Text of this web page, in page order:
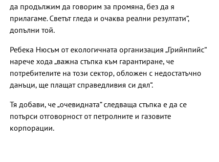
да продължим да говорим за промяна, без да я
прилагаме. Светът гледа и очаква реални резултати“,
допълни той.
Ребека Нюсъм от екологичната организация „Грийнпийс“
нарече хода „важна стъпка към гарантиране, че
потребителите на този сектор, обложен с недостатъчно
данъци, ще плащат справедливия си дял“.
Тя добави, че „очевидната“ следваща стъпка е да се
потърси отговорност от петролните и газовите
корпорации.